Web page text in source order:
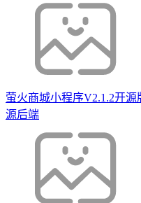
萤火商城小程序V2.1.2开源
源后端